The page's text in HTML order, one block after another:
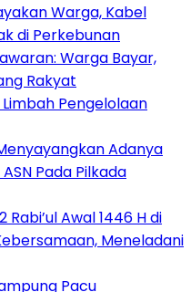
Warga, Kabel
di Perkebunan
Warga Bayar,
Rakyat
Pengelolaan
Adanya
Pada Pilkada
Rabi’ul Awal 1446 H di
Meneladani
Pacu